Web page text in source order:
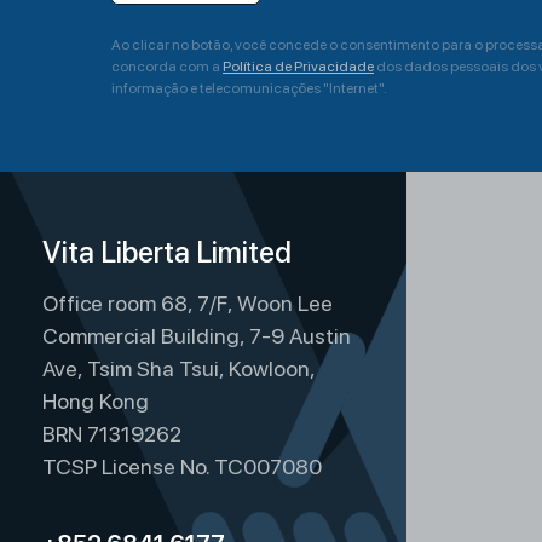
Ao clicar no botão, você concede o consentimento para o
concorda com a Política de Privacidade dos dados pessoais dos
informação e telecomunicações "Internet".
l
e
a
t
i
v
Vita Liberta Limited
Office room 68, 7/F, Woon Lee
Commercial Building, 7-9 Austin
Ave, Tsim Sha Tsui, Kowloon,
Hong Kong
BRN 71319262
TCSP License No. TC007080